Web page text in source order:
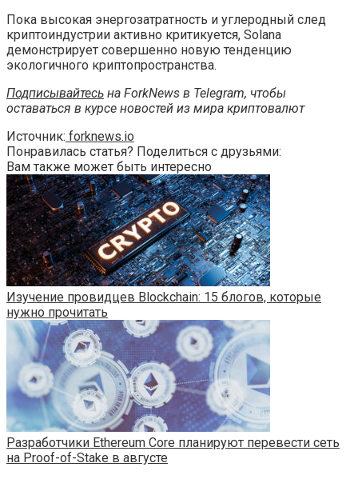
Пока высокая энергозатратность и углеродный след
криптоиндустрии активно критикуется, Solana
демонстрирует совершенно новую тенденцию
экологичного криптопространства.
Подписывайтесь на ForkNews в Telegram, чтобы
оставаться в курсе новостей из мира криптовалют
Источник: forknews.io
Понравилась статья? Поделиться с друзьями:
Вам также может быть интересно
Изучение провидцев Blockchain: 15 блогов, которые
нужно прочитать
Разработчики Ethereum Core планируют перевести сеть
на Proof-of-Stake в августе